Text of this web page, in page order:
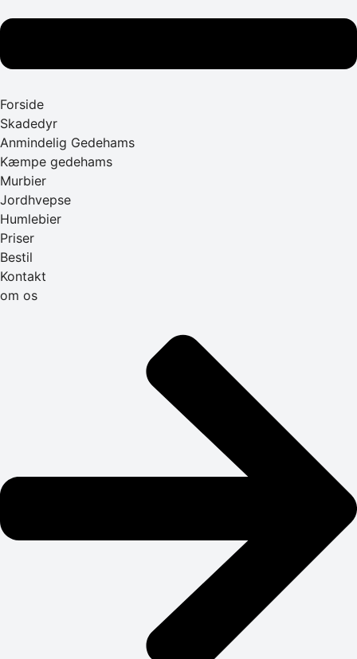
Forside
Skadedyr
Anmindelig Gedehams
Kæmpe gedehams
Murbier
Jordhvepse
Humlebier
Priser
Bestil
Kontakt
om os